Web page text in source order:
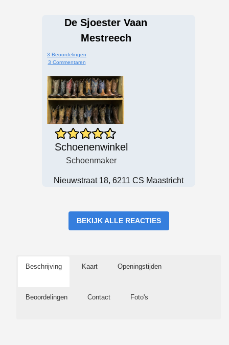
De Sjoester Vaan
Mestreech
3 Beoordelingen
3 Commentaren
Schoenenwinkel
Schoenmaker
Nieuwstraat 18, 6211 CS Maastricht
BEKIJK ALLE REACTIES
Beschrijving Kaart Openingstijden
Beoordelingen Contact Foto's